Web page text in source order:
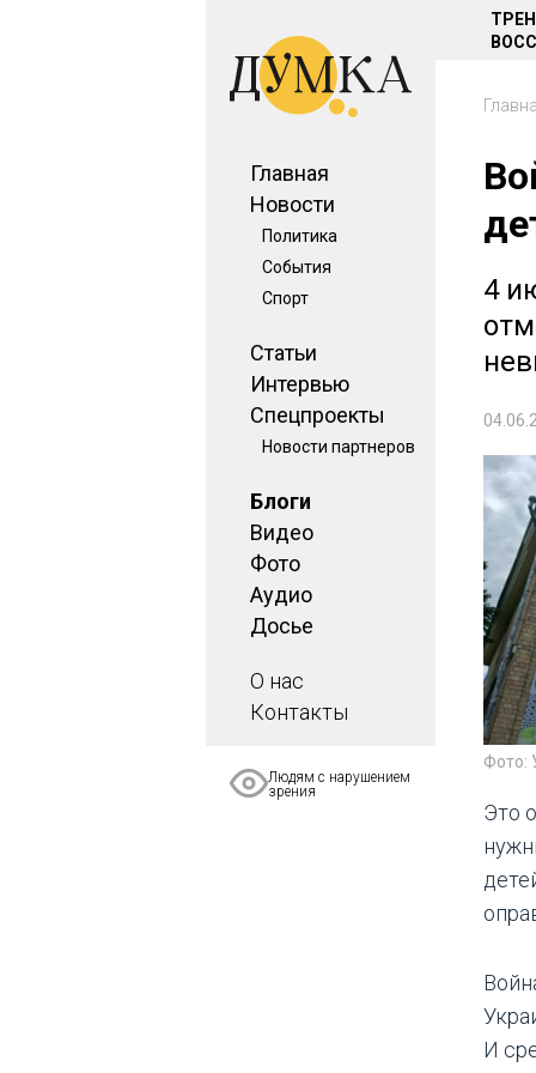
Главная
Новости
Политика
События
Спорт
Статьи
Интервью
Спецпроекты
Новости партнеров
Блоги
Видео
Фото
Аудио
Досье
О нас
Контакты
Людям с нарушением
зрения
4
Фото:
Это
И